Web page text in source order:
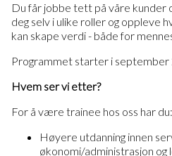
Du får jobbe tett på våre kunder
deg selv i ulike roller og oppleve
kan skape verdi - både for
Programmet starter i september
Hvem ser vi etter?
For å være trainee hos oss har du:
Høyere utdanning innen
økonomi/administrasjon og